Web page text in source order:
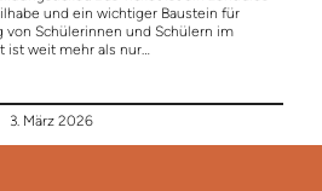
und ein wichtiger Baustein für
Schülerinnen und Schülern im
ist weit mehr als nur…
3. März 2026